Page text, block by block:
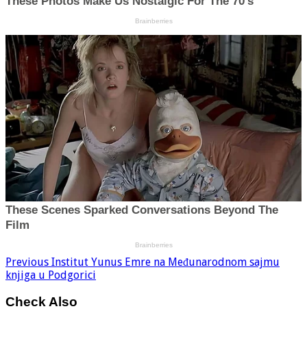
Previous Institut Yunus Emre na Međunarodnom sajmu
knjiga u Podgorici
Check Also